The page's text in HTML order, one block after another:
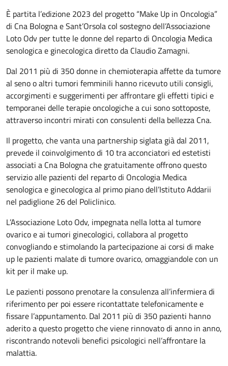
È partita l’edizione 2023 del progetto “Make Up in Oncologia”
di Cna Bologna e Sant’Orsola col sostegno dell’Associazione
Loto Odv per tutte le donne del reparto di Oncologia Medica
senologica e ginecologica diretto da Claudio Zamagni.
Dal 2011 più di 350 donne in chemioterapia affette da tumore
al seno o altri tumori femminili hanno ricevuto utili consigli,
accorgimenti e suggerimenti per affrontare gli effetti tipici e
temporanei delle terapie oncologiche a cui sono sottoposte,
attraverso incontri mirati con consulenti della bellezza Cna.
Il progetto, che vanta una partnership siglata già dal 2011,
prevede il coinvolgimento di 10 tra acconciatori ed estetisti
associati a Cna Bologna che gratuitamente offrono questo
servizio alle pazienti del reparto di Oncologia Medica
senologica e ginecologica al primo piano dell’Istituto Addarii
nel padiglione 26 del Policlinico.
L’Associazione Loto Odv, impegnata nella lotta al tumore
ovarico e ai tumori ginecologici, collabora al progetto
convogliando e stimolando la partecipazione ai corsi di make
up le pazienti malate di tumore ovarico, omaggiandole con un
kit per il make up.
Le pazienti possono prenotare la consulenza all’infermiera di
riferimento per poi essere ricontattate telefonicamente e
fissare l’appuntamento. Dal 2011 più di 350 pazienti hanno
aderito a questo progetto che viene rinnovato di anno in anno,
riscontrando notevoli benefici psicologici nell’affrontare la
malattia.